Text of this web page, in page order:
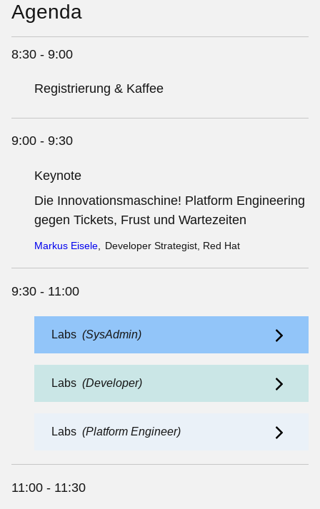
Agenda
8:30 - 9:00
Registrierung & Kaffee
9:00 - 9:30
Keynote
Die Innovationsmaschine! Platform Engineering
gegen Tickets, Frust und Wartezeiten
Markus Eisele Developer Strategist, Red Hat
9:30 - 11:00
Labs (SysAdmin)
Labs (Developer)
Labs (Platform Engineer)
11:00 - 11:30